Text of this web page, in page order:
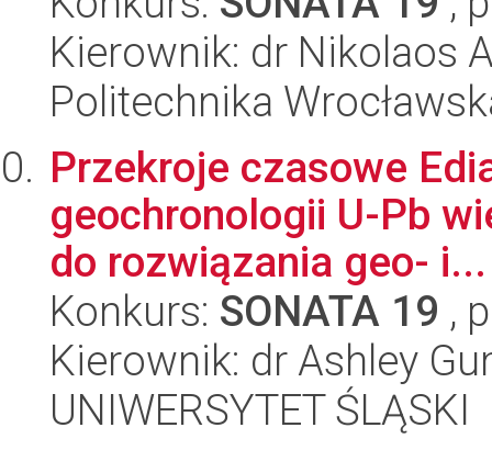
Kierownik: dr Nikolaos
Politechnika
Przekroje czasowe
geochronologii U-Pb
do rozwiązania geo- i...
Konkurs: SONATA 19 ,
Kierownik: dr Ashley
UNIWERSYTET ŚLĄSKI